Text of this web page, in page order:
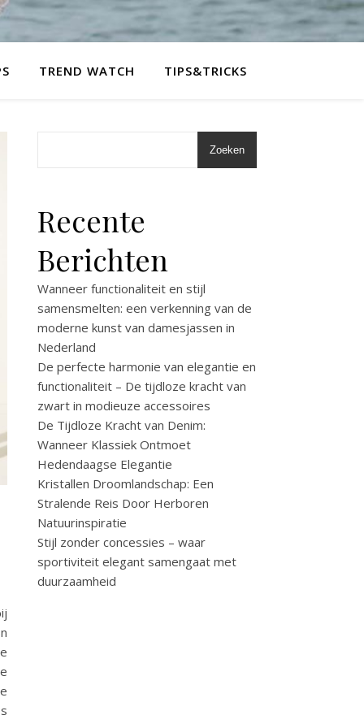
TREND WATCH TIPS&TRICKS
Zoeken
Recente
Berichten
Wanneer functionaliteit en stijl
samensmelten: een verkenning van de
moderne kunst van damesjassen in
Nederland
De perfecte harmonie van elegantie en
functionaliteit – De tijdloze kracht van
zwart in modieuze accessoires
De Tijdloze Kracht van Denim:
Wanneer Klassiek Ontmoet
Hedendaagse Elegantie
Kristallen Droomlandschap: Een
Stralende Reis Door Herboren
Natuurinspiratie
Stijl zonder concessies – waar
sportiviteit elegant samengaat met
duurzaamheid